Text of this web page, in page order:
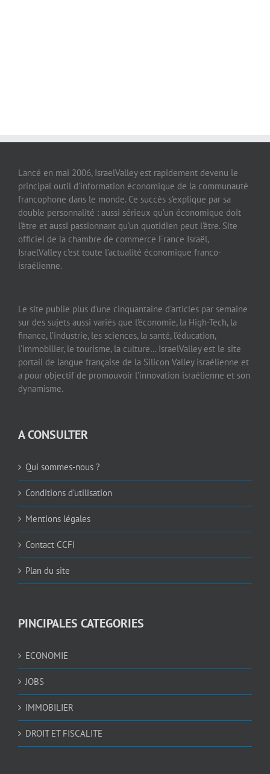
Lancé en mai 2006, IsraelValley est rapidement devenu le
principal outil d’information économique de la communauté
francophone dans le monde. Ce succès s’explique par sa
double personnalité : aussi sérieux qu’un économique doit
l’être et aussi passionnant qu’un quotidien peut l’être. Site
officiel de la chambre de commerce France Israël,
IsraelValley c’est toute l’actualité économique franco-
israélienne.
Le site publie plus d’une cinquantaine d’articles par semaine
sur des sujets aussi variés que l’économie, la High-Tech, la
finance, l’industrie, les sciences, la santé, l’éducation,
l’immobilier, le tourisme, la culture… IsraelValley est le site
portail de langue française de la Silicon Valley israélienne et
a pour objectif de promouvoir l’innovation israélienne et son
dynamisme.
A CONSULTER
Qui sommes-nous ?
Conditions d’utilisation
Mentions légales
Contact CCFI
Plan du site
PINCIPALES CATEGORIES
ECONOMIE
JOBS
IMMOBILIER
DROIT ET FISCALITE